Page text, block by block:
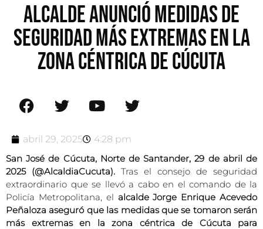
ALCALDE ANUNCIÓ MEDIDAS DE
SEGURIDAD MÁS EXTREMAS EN LA
ZONA CÉNTRICA DE CÚCUTA
abril 29, 2025
4:28 pm
San José de Cúcuta, Norte de Santander, 29 de abril de
2025 (@AlcaldiaCucuta). Tras el consejo de seguridad
extraordinario que se llevó a cabo en el comando de la
Policía Metropolitana, el alcalde Jorge Enrique Acevedo
Peñaloza aseguró que las medidas que se tomaron serán
más extremas en la zona céntrica de Cúcuta para